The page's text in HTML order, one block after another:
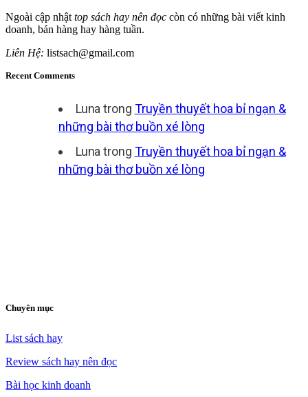
Ngoài cập nhật top sách hay nên đọc còn có những bài viết kinh
doanh, bán hàng hay hàng tuần.
Liên Hệ: listsach@gmail.com
Recent Comments
Luna trong Truyền thuyết hoa bỉ ngạn &
những bài thơ buồn xé lòng
Luna trong Truyền thuyết hoa bỉ ngạn &
những bài thơ buồn xé lòng
Chuyên mục
List sách hay
Review sách hay nên đọc
Bài học kinh doanh